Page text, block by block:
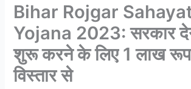
Bihar Rojgar
Yojana 2023: सरकार
शुरू करने के लिए 1 लाख
विस्तार से